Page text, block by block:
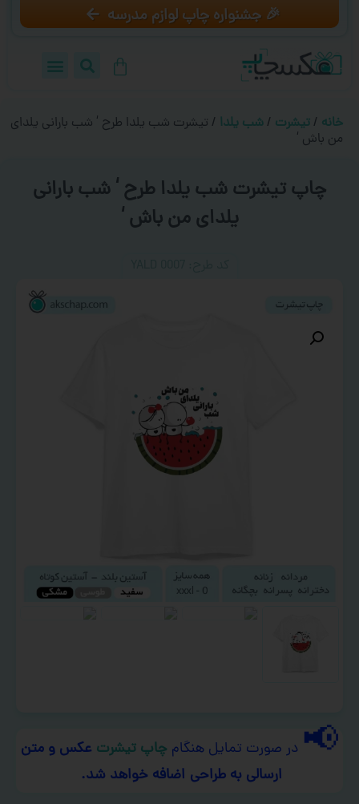
🎉 جشنواره چاپ لوازم مدرسه
خانه / تیشرت / شب یلدا / تیشرت شب یلدا طرح ‘ شب بارانی یلدای
من باش ‘
چاپ تیشرت شب یلدا طرح ‘ شب بارانی
یلدای من باش ‘
📢 در صورت تمایل هنگام چاپ تیشرت عکس و متن
ارسالی به طراحی اضافه خواهد شد.